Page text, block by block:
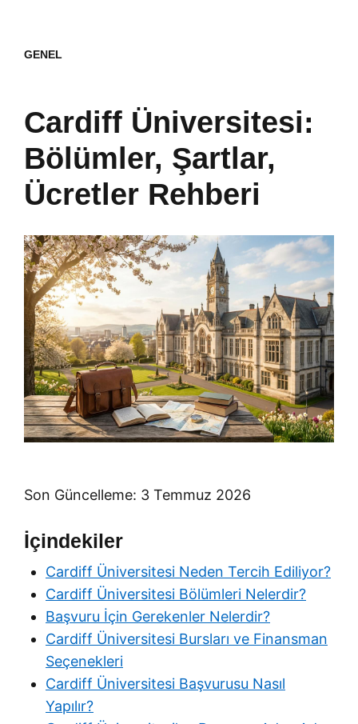
GENEL
Cardiff Üniversitesi:
Bölümler, Şartlar,
Ücretler Rehberi
Son Güncelleme: 3 Temmuz 2026
İçindekiler
Cardiff Üniversitesi Neden Tercih Ediliyor?
Cardiff Üniversitesi Bölümleri Nelerdir?
Başvuru İçin Gerekenler Nelerdir?
Cardiff Üniversitesi Bursları ve Finansman
Seçenekleri
Cardiff Üniversitesi Başvurusu Nasıl
Yapılır?